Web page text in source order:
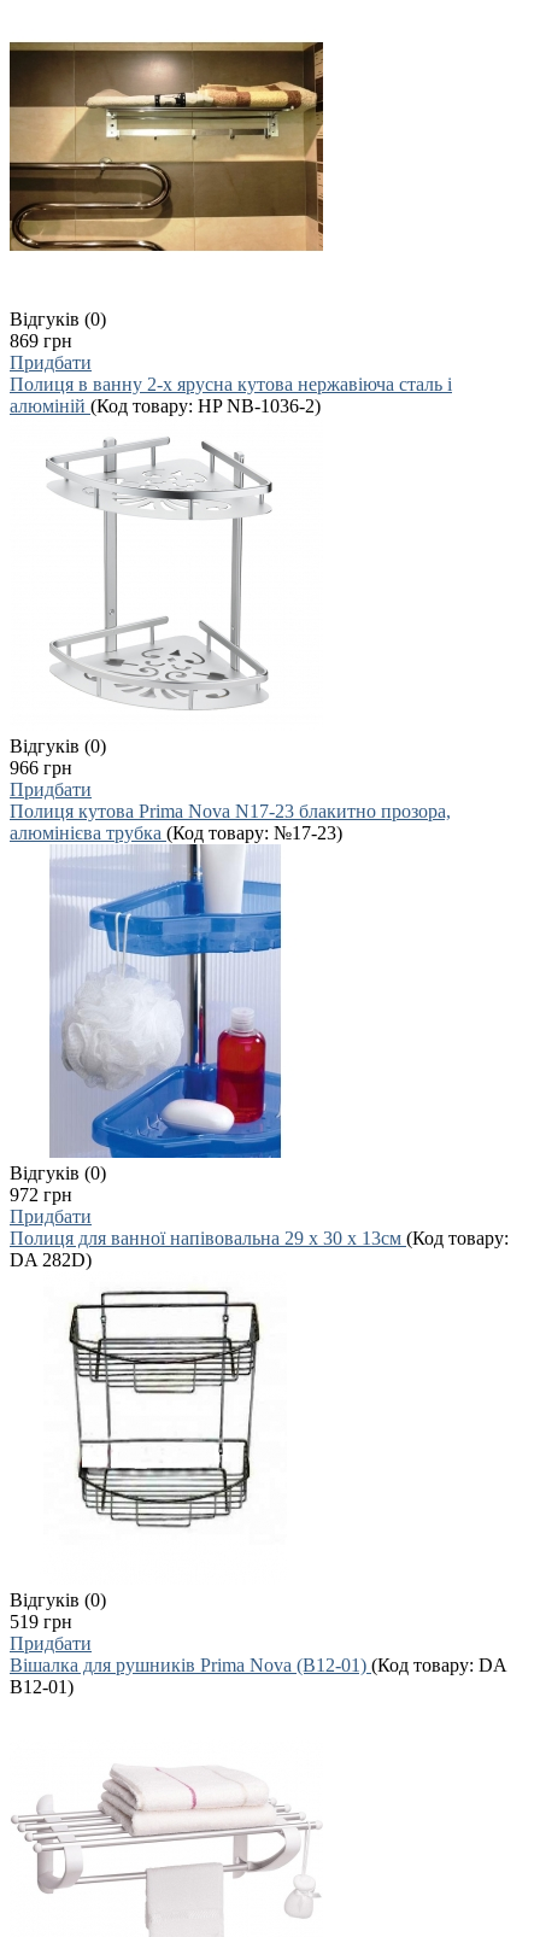
Відгуків (0)
869 грн
Придбати
Полиця в ванну 2-х ярусна кутова нержавіюча сталь і
алюміній (Код товару: HP NB-1036-2)
Відгуків (0)
966 грн
Придбати
Полиця кутова Prima Nova N17-23 блакитно прозора,
алюмінієва трубка (Код товару: №17-23)
Відгуків (0)
972 грн
Придбати
Полиця для ванної напівовальна 29 х 30 х 13см (Код товару:
DA 282D)
Відгуків (0)
519 грн
Придбати
Вішалка для рушників Prima Nova (B12-01) (Код товару: DA
B12-01)